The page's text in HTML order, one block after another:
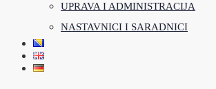
UPRAVA I ADMINISTRACIJA
NASTAVNICI I SARADNICI